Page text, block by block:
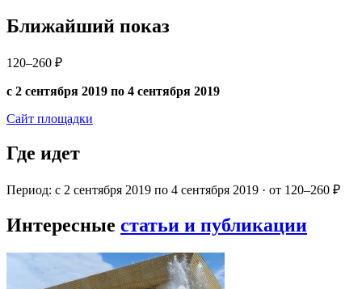
Ближайший показ
120–260 ₽
с 2 сентября 2019 по 4 сентября 2019
Сайт площадки
Где идет
Период: с 2 сентября 2019 по 4 сентября 2019 · от 120–260 ₽
Интересные статьи и публикации